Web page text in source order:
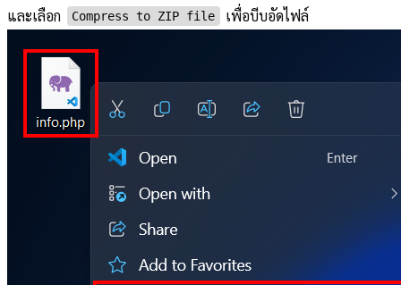
และเลือก Compress to ZIP file เพื่อบีบอัดไฟล์